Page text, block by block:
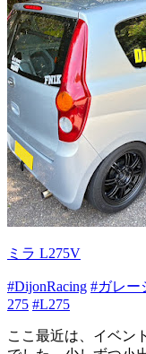
ミラ L275V
#DijonRacing #ガレー
275 #L275
ここ最近は、イベン